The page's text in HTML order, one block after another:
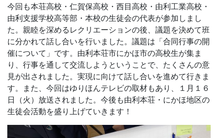
今回も本荘高校・仁賀保高校・西目高校・由利工業高校・
由利支援学校高等部・本校の生徒会の代表が参加しまし
た。親睦を深めるレクリエーションの後、議題を決めて班
に分かれて話し合いを行いました。議題は「合同行事の開
催について」です。由利本荘市にかほ市の高校生が集ま
り、行事を通して交流しようということで、たくさんの意
見が出されました。実現に向けて話し合いを進めて行きま
す。また、今回はゆりほんテレビの取材もあり、１月１６
日（火）放送されました。今後も由利本荘・にかほ地区の
生徒会活動を盛り上げていきます！